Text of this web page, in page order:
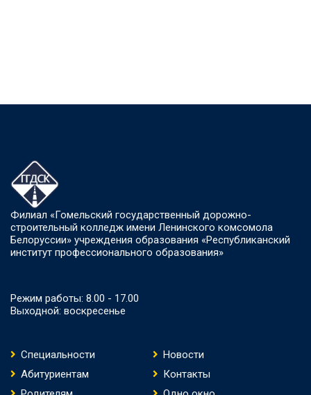
Филиал «Гомельский государственный дорожно-
строительный колледж имени Ленинского комсомола
Белоруссии» учреждения образования «Республиканский
институт профессионального образования»
Режим работы: 8.00 - 17.00
Выходной: воскресенье
Специальности
Новости
Абитуриентам
Контакты